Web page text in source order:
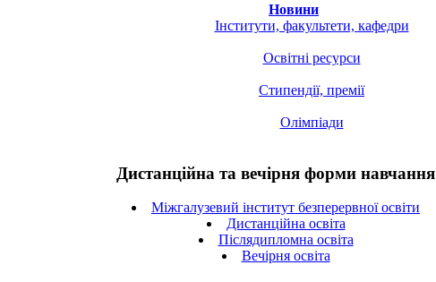
Новини
Інститути, факультети, кафедри
Освітні ресурси
Стипендії, премії
Олімпіади
Дистанційна та вечірня форми навчання
Міжгалузевий інститут безперервної освіти
Дистанційна освіта
Післядипломна освіта
Вечірня освіта